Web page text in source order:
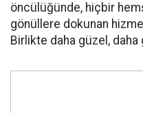
öncülüğünde, hiçbir
gönüllere dokunan
Birlikte daha güzel,